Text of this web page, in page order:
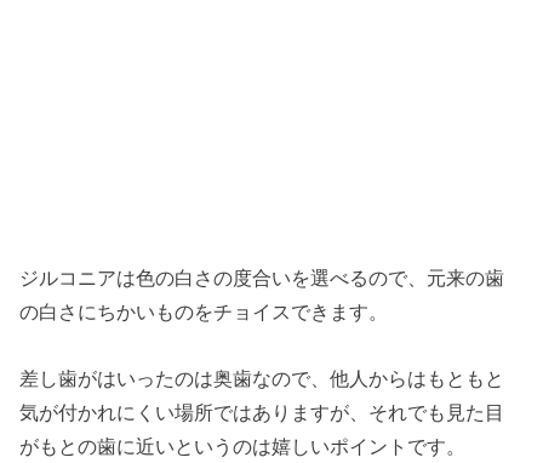
ジルコニアは色の白さの度合いを選べるので、元来の歯
の白さにちかいものをチョイスできます。
差し歯がはいったのは奥歯なので、他人からはもともと
気が付かれにくい場所ではありますが、それでも見た目
がもとの歯に近いというのは嬉しいポイントです。